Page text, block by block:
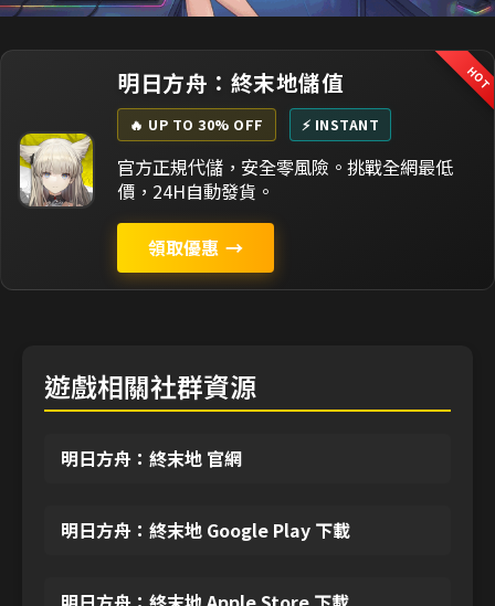
HOT
明日方舟：終末地儲值
🔥 UP TO 30% OFF ⚡ INSTANT
官方正規代儲，安全零風險。挑戰全網最低
價，24H自動發貨。
領取優惠 →
遊戲相關社群資源
明日方舟：終末地 官網
明日方舟：終末地 Google Play 下載